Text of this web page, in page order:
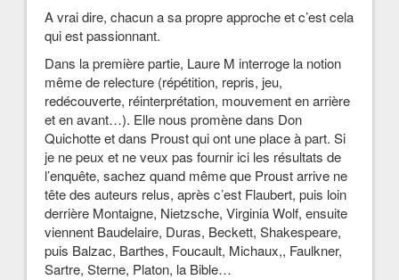
A vrai dire, chacun a sa propre approche et c’est cela
qui est passionnant.
Dans la première partie, Laure M interroge la notion
même de relecture (répétition, repris, jeu,
redécouverte, réinterprétation, mouvement en arrière
et en avant…). Elle nous promène dans Don
Quichotte et dans Proust qui ont une place à part. Si
je ne peux et ne veux pas fournir ici les résultats de
l’enquête, sachez quand même que Proust arrive ne
tête des auteurs relus, après c’est Flaubert, puis loin
derrière Montaigne, Nietzsche, Virginia Wolf, ensuite
viennent Baudelaire, Duras, Beckett, Shakespeare,
puis Balzac, Barthes, Foucault, Michaux,, Faulkner,
Sartre, Sterne, Platon, la Bible…